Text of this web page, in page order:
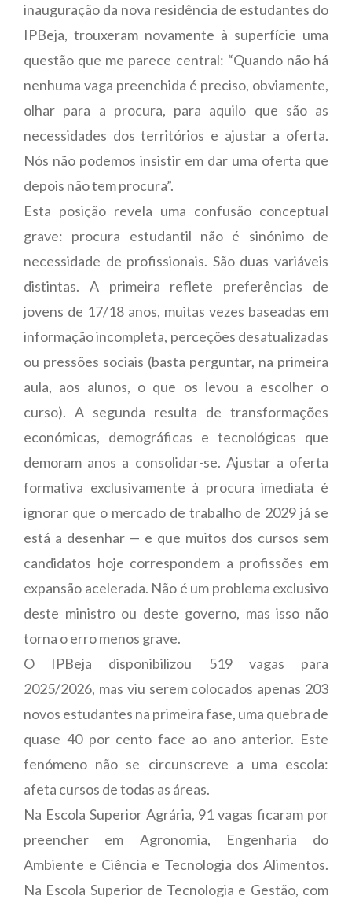
inauguração da nova residência de estudantes do
IPBeja, trouxeram novamente à superfície uma
questão que me parece central: “Quando não há
nenhuma vaga preenchida é preciso, obviamente,
olhar para a procura, para aquilo que são as
necessidades dos territórios e ajustar a oferta.
Nós não podemos insistir em dar uma oferta que
depois não tem procura”.
Esta posição revela uma confusão conceptual
grave: procura estudantil não é sinónimo de
necessidade de profissionais. São duas variáveis
distintas. A primeira reflete preferências de
jovens de 17/18 anos, muitas vezes baseadas em
informação incompleta, perceções desatualizadas
ou pressões sociais (basta perguntar, na primeira
aula, aos alunos, o que os levou a escolher o
curso). A segunda resulta de transformações
económicas, demográficas e tecnológicas que
demoram anos a consolidar-se. Ajustar a oferta
formativa exclusivamente à procura imediata é
ignorar que o mercado de trabalho de 2029 já se
está a desenhar — e que muitos dos cursos sem
candidatos hoje correspondem a profissões em
expansão acelerada. Não é um problema exclusivo
deste ministro ou deste governo, mas isso não
torna o erro menos grave.
O IPBeja disponibilizou 519 vagas para
2025/2026, mas viu serem colocados apenas 203
novos estudantes na primeira fase, uma quebra de
quase 40 por cento face ao ano anterior. Este
fenómeno não se circunscreve a uma escola:
afeta cursos de todas as áreas.
Na Escola Superior Agrária, 91 vagas ficaram por
preencher em Agronomia, Engenharia do
Ambiente e Ciência e Tecnologia dos Alimentos.
Na Escola Superior de Tecnologia e Gestão, com